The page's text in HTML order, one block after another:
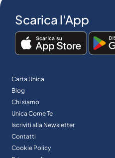
Scarica l'App
Carta Unica
Blog
Chi siamo
Unica Come Te
Iscriviti alla Newsletter
Contatti
Cookie Policy